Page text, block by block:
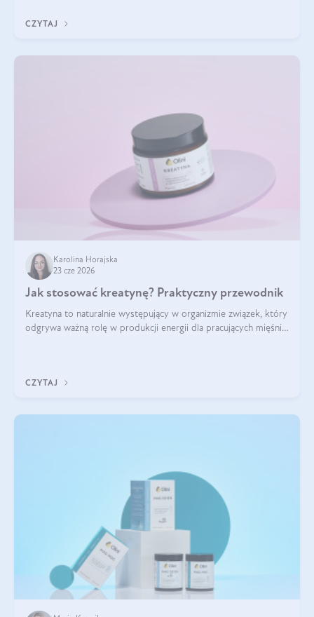
CZYTAJ
Karolina Horajska
23 cze 2026
Jak stosować kreatynę? Praktyczny przewodnik
Kreatyna to naturalnie występujący w organizmie związek, który
odgrywa ważną rolę w produkcji energii dla pracujących mięśni.
CZYTAJ